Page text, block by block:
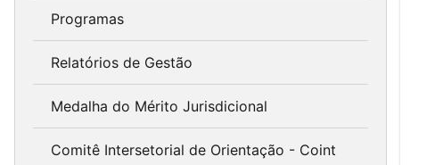
Programas
Relatórios de Gestão
Medalha do Mérito Jurisdicional
Comitê Intersetorial de Orientação - Coint